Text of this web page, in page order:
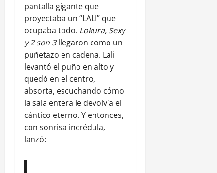
pantalla gigante que
proyectaba un “LALI” que
ocupaba todo. Lokura, Sexy
y 2 son 3llegaron como un
puñetazo en cadena. Lali
levantó el puño en alto y
quedó en el centro,
absorta, escuchando cómo
la sala entera le devolvía el
cántico eterno. Y entonces,
con sonrisa incrédula,
lanzó: